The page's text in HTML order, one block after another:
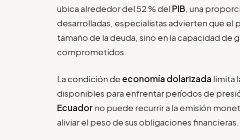
ubica alrededor del 52 % del PIB, una
desarrolladas, especialistas advierten que el
tamaño de la deuda, sino en la capacidad de
comprometidos.
La condición de economía dolarizada limita
disponibles para enfrentar períodos de
Ecuador no puede recurrir a la emisión
aliviar el peso de sus obligaciones financieras.